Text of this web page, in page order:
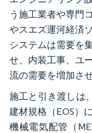
う施工業者や専門
やスエズ運河経済
システムは需要を
せ、内装工事、ユ
流の需要を増加さ
施工と引き渡しは
建材規格（EOS）
機械電気配管（